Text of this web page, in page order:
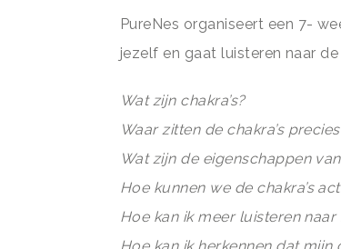
PureNes organiseert een 7-
jezelf en gaat luisteren naar
Wat zijn chakra’s?
Waar zitten de chakra’s
Wat zijn de eigenschappen
Hoe kunnen we de chakra’s
Hoe kan ik meer luisteren naar